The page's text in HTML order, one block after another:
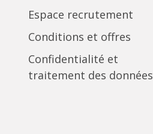
Espace recrutement
Conditions et offres
Confidentialité et
traitement des données